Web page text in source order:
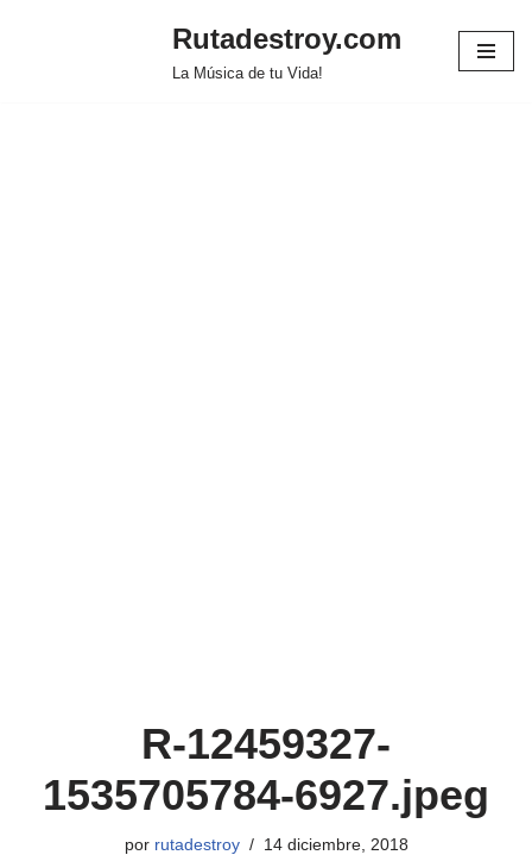
Rutadestroy.com
La Música de tu Vida!
R-12459327-
1535705784-6927.jpeg
por rutadestroy 14 diciembre, 2018